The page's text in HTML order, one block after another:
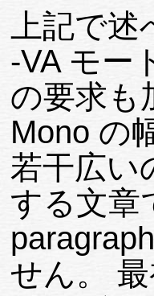
上記で
-VA モー
の要求も
Mono の
若干広い
する文章
せん。